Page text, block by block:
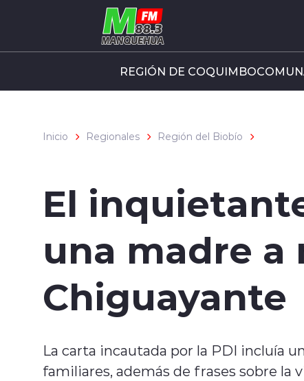
Click acá para ir directamente al contenido
REGIÓN DE COQUIMBO
Inicio Regionales Región del Biobío
El
una madre a
Chiguayante
La carta incautada por la PDI incluía
familiares, además de frases sobre la